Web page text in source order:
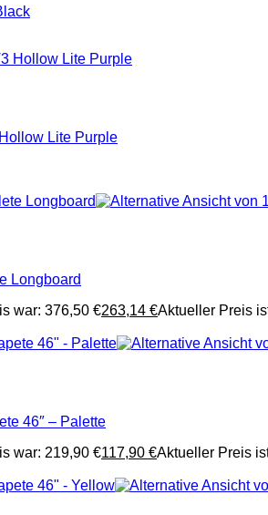
Lite Purple
Longboard
war: 376,50 €263,14 €Aktueller Preis
46″ – Palette
war: 219,90 €117,90 €Aktueller Preis